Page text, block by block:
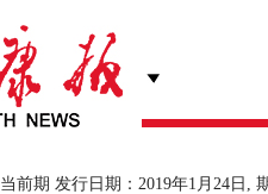
当前期 发行日期：2019年1月24日,